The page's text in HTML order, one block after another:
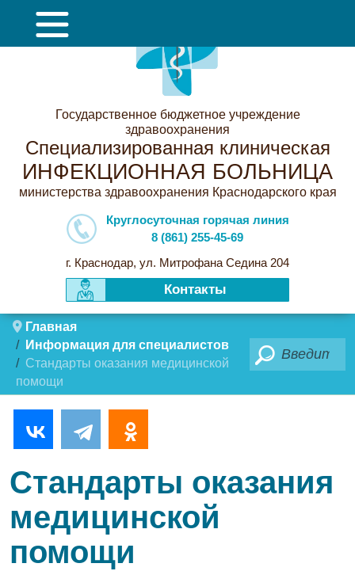
Государственное бюджетное учреждение
здравоохранения
Специализированная клиническая
ИНФЕКЦИОННАЯ БОЛЬНИЦА
министерства здравоохранения Краснодарского края
Круглосуточная горячая линия
8 (861) 255-45-69
г. Краснодар, ул. Митрофана Седина 204
Контакты
Главная
Информация для специалистов
Стандарты оказания медицинской
помощи
Поиск
Стандарты оказания
медицинской
помощи